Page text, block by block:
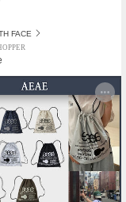
FACE